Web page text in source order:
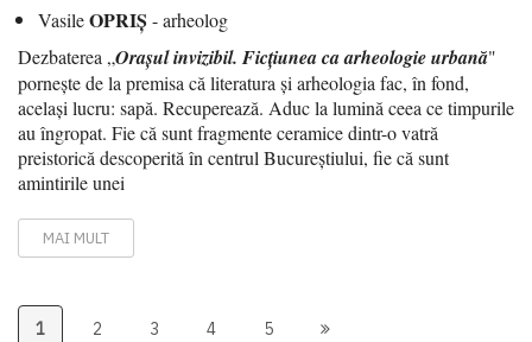
VasileOPRIȘ - arheolog
Dezbaterea „Orașul invizibil. Ficțiunea ca arheologie urbană"
pornește de la premisa că literatura și arheologia fac, în fond,
același lucru: sapă. Recuperează. Aduc la lumină ceea ce timpurile
au îngropat. Fie că sunt fragmente ceramice dintr-o vatră
preistorică descoperită în centrul Bucureștiului, fie că sunt
amintirile unei
MAI MULT
1 2 3 4 5